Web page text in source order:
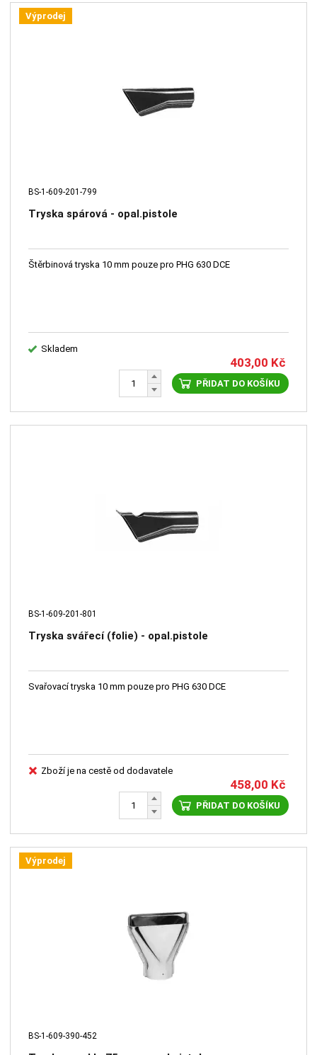
Výprodej
BS-1-609-201-799
Tryska spárová - opal.pistole
Štěrbinová tryska 10 mm pouze pro PHG 630 DCE
Skladem
403,00 Kč
PŘIDAT DO KOŠÍKU
BS-1-609-201-801
Tryska svářecí (folie) - opal.pistole
Svařovací tryska 10 mm pouze pro PHG 630 DCE
Zboží je na cestě od dodavatele
458,00 Kč
PŘIDAT DO KOŠÍKU
Výprodej
BS-1-609-390-452